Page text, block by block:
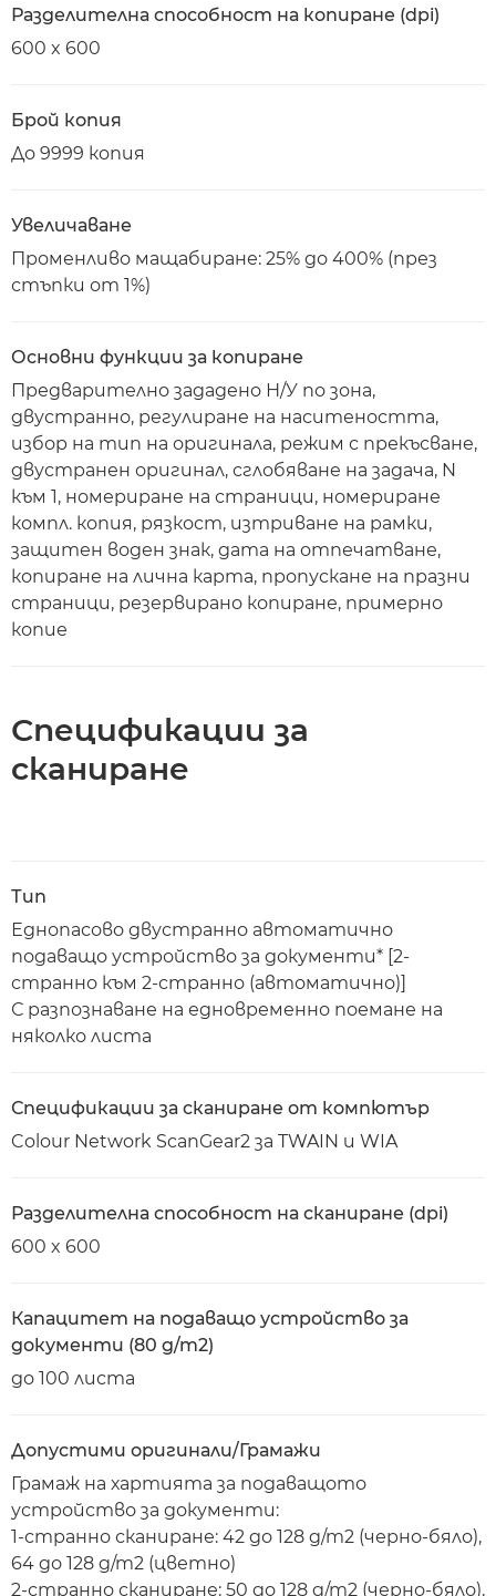
Разделителна способност на копиране (dpi)
600 x 600
Брой копия
До 9999 копия
Увеличаване
Променливо мащабиране: 25% до 400% (през
стъпки от 1%)
Основни функции за копиране
Предварително зададено Н/У по зона,
двустранно, регулиране на наситеността,
избор на тип на оригинала, режим с прекъсване,
двустранен оригинал, сглобяване на задача, N
към 1, номериране на страници, номериране
компл. копия, рязкост, изтриване на рамки,
защитен воден знак, дата на отпечатване,
копиране на лична карта, пропускане на празни
страници, резервирано копиране, примерно
копие
Спецификации за
сканиране
Тип
Еднопасово двустранно автоматично
подаващо устройство за документи* [2-
странно към 2-странно (автоматично)]
С разпознаване на едновременно поемане на
няколко листа
Спецификации за сканиране от компютър
Colour Network ScanGear2 за TWAIN и WIA
Разделителна способност на сканиране (dpi)
600 x 600
Капацитет на подаващо устройство за
документи (80 g/m2)
до 100 листа
Допустими оригинали/Грамажи
Грамаж на хартията за подаващото
устройство за документи:
1-странно сканиране: 42 до 128 g/m2 (черно-бяло),
64 до 128 g/m2 (цветно)
2-странно сканиране: 50 до 128 g/m2 (черно-бяло),